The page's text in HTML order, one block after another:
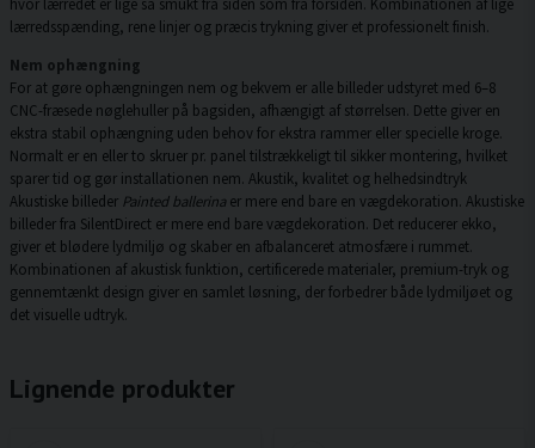
lærredsspænding, rene linjer og præcis trykning giver et professionelt finish.
Nem ophængning
For at gøre ophængningen nem og bekvem er alle billeder udstyret med 6–8
CNC-fræsede nøglehuller på bagsiden, afhængigt af størrelsen. Dette giver en
ekstra stabil ophængning uden behov for ekstra rammer eller specielle kroge.
Normalt er en eller to skruer pr. panel tilstrækkeligt til sikker montering, hvilket
sparer tid og gør installationen nem. Akustik, kvalitet og helhedsindtryk
Akustiske billeder Painted ballerina er mere end bare en vægdekoration. Akustiske
billeder fra SilentDirect er mere end bare vægdekoration. Det reducerer ekko,
giver et blødere lydmiljø og skaber en afbalanceret atmosfære i rummet.
Kombinationen af akustisk funktion, certificerede materialer, premium-tryk og
gennemtænkt design giver en samlet løsning, der forbedrer både lydmiljøet og
det visuelle udtryk.
Lignende produkter